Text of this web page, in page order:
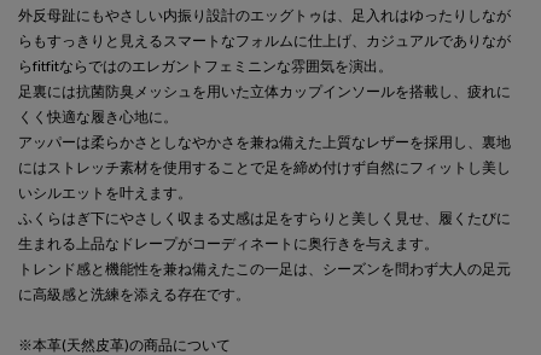
外反母趾にもやさしい内振り設計のエッグトゥは、足入れはゆったりしなが
らもすっきりと見えるスマートなフォルムに仕上げ、カジュアルでありなが
らfitfitならではのエレガントフェミニンな雰囲気を演出。
足裏には抗菌防臭メッシュを用いた立体カップインソールを搭載し、疲れに
くく快適な履き心地に。
アッパーは柔らかさとしなやかさを兼ね備えた上質なレザーを採用し、裏地
にはストレッチ素材を使用することで足を締め付けず自然にフィットし美し
いシルエットを叶えます。
ふくらはぎ下にやさしく収まる丈感は足をすらりと美しく見せ、履くたびに
生まれる上品なドレープがコーディネートに奥行きを与えます。
トレンド感と機能性を兼ね備えたこの一足は、シーズンを問わず大人の足元
に高級感と洗練を添える存在です。
※本革(天然皮革)の商品について